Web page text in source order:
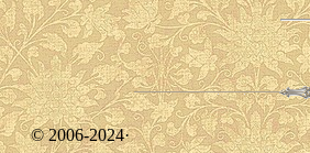
© 2006-2024·